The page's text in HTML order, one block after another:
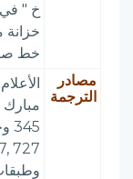
خ " في
خط
مصادر
الترجمة